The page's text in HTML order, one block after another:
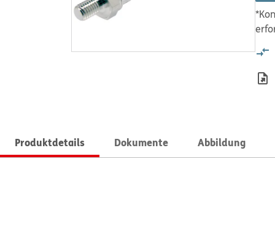
Produktdetails Dokumente Abbildung